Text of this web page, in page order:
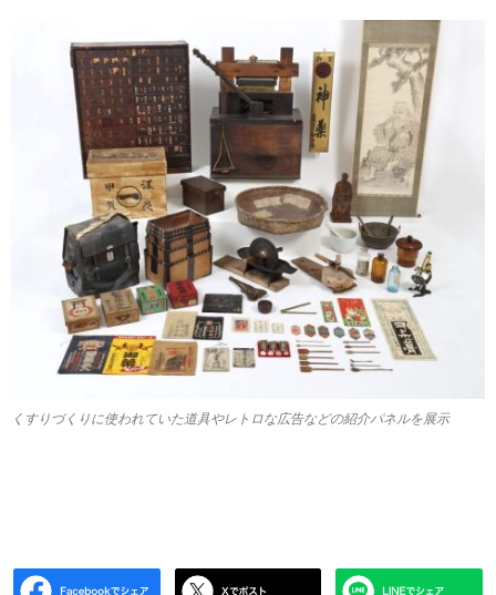
くすりづくりに使われていた道具やレトロな広告などの紹介パネルを展示